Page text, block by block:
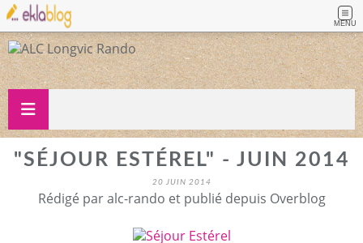
MENU
"SÉJOUR ESTÉREL" - JUIN 2014
20 JUIN 2014
Rédigé par alc-rando et publié depuis Overblog